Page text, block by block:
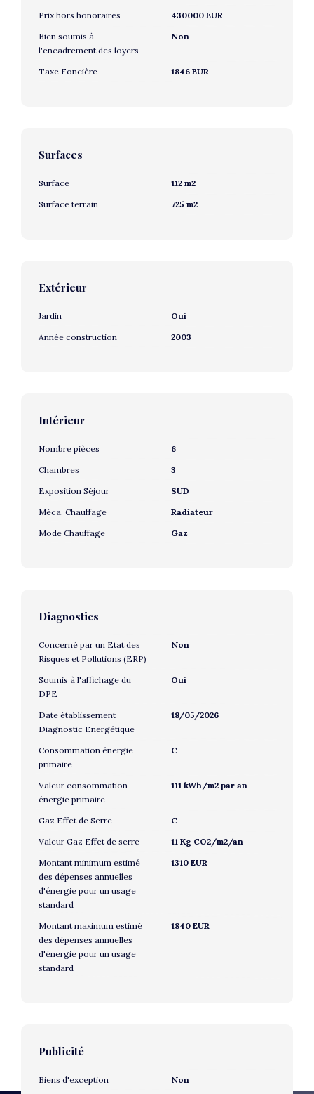
Prix hors honoraires
430000 EUR
Bien soumis à
l'encadrement des loyers
Non
Taxe Foncière 1846 EUR
Surfaces
Surface
112 m2
Surface terrain
725 m2
Extérieur
Jardin
Oui
Année construction
2003
Intérieur
Nombre pièces
6
Chambres
3
Exposition Séjour
SUD
Méca. Chauffage
Radiateur
Mode Chauffage
Gaz
Diagnostics
Concerné par un Etat des
Risques et Pollutions (ERP)
Non
Soumis à l'affichage du
DPE
Oui
Date établissement
Diagnostic Energétique
18/05/2026
Consommation énergie
primaire
C
Valeur consommation
énergie primaire
111 kWh/m2 par an
Gaz Effet de Serre
C
Valeur Gaz Effet de serre
11 Kg CO2/m2/an
Montant minimum estimé
des dépenses annuelles
d'énergie pour un usage
standard
1310 EUR
Montant maximum estimé
des dépenses annuelles
d'énergie pour un usage
standard
1840 EUR
Publicité
Biens d'exception Non